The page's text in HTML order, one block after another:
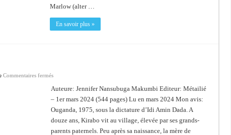
Marlow (alter …
En savoir plus »
Commentaires ferméssur
première
femme
Auteure: Jennifer Nansubuga Makumbi Editeur: Métailié
– 1er mars 2024 (544 pages) Lu en mars 2024 Mon avis:
Ouganda, 1975, sous la dictature d’Idi Amin Dada. A
douze ans, Kirabo vit au village, élevée par ses grands-
parents paternels. Peu après sa naissance, la mère de